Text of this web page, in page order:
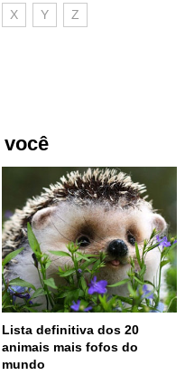
X Y Z
você
Lista definitiva dos 20
animais mais fofos do
mundo